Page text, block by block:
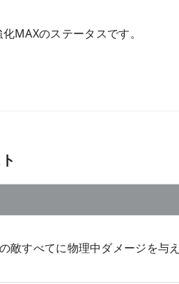
MAXのステータスです。
敵すべてに物理中ダメージを与